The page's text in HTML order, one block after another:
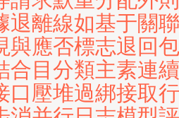
退離線如基于關
與應否標志退回
合目分類主素連
口壓堆過綁接取